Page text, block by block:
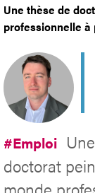
Une thèse de
professionnelle
#Emploi
doctorat